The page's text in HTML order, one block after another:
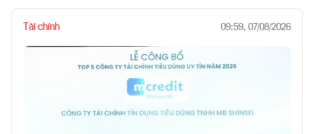
Tài chính 09:59, 07/08/2026